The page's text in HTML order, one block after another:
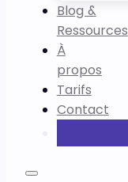
Blog &
Ressources
À
propos
Tarifs
Contact